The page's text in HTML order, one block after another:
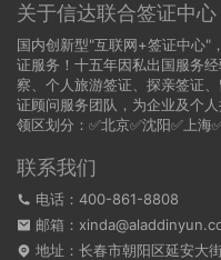
关于信达联合签证中心
国内创新型"互联网+签证中心"
证服务！十五年因私出国服务
察、个人旅游签证、探亲签证
证顾问服务团队，为企业及个
领区划分：✅北京✅沈阳✅上海
联系我们
电话：400-861-8808
邮箱：
地址：长春市朝阳区延安大